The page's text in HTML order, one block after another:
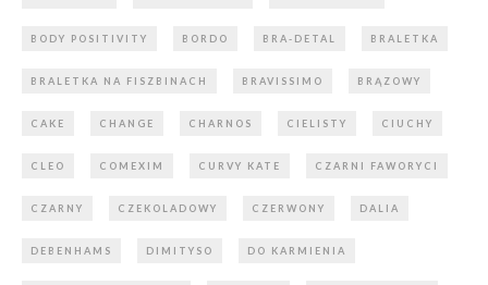
BODY POSITIVITY BORDO BRA-DETAL BRALETKA
BRALETKA NA FISZBINACH BRAVISSIMO BRĄZOWY
CAKE CHANGE CHARNOS CIELISTY CIUCHY
CLEO COMEXIM CURVY KATE CZARNI FAWORYCI
CZARNY CZEKOLADOWY CZERWONY DALIA
DEBENHAMS DIMITYSO DO KARMIENIA